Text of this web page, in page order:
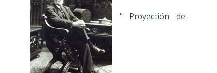
" Proyección del